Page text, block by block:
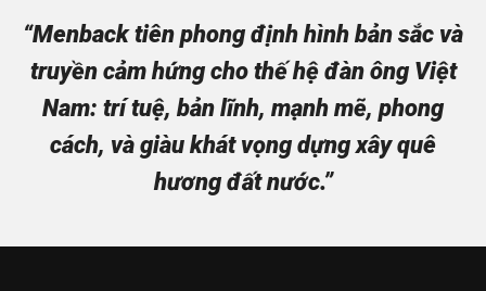
“Menback tiên phong định hình bản sắc và
truyền cảm hứng cho thế hệ đàn ông Việt
Nam: trí tuệ, bản lĩnh, mạnh mẽ, phong
cách, và giàu khát vọng dựng xây quê
hương đất nước.”